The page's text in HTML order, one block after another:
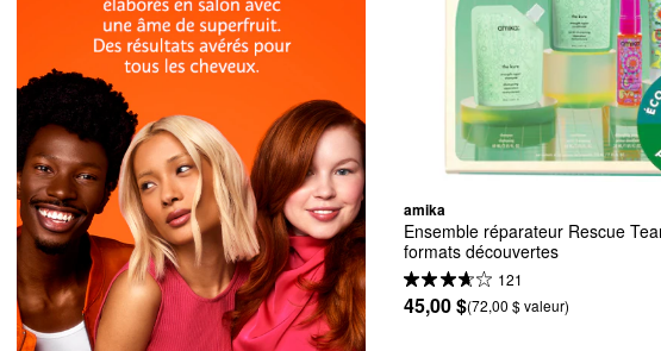
amika
Ensemble réparateur Rescue
formats découvertes
121
45,00 $(72,00 $ valeur)